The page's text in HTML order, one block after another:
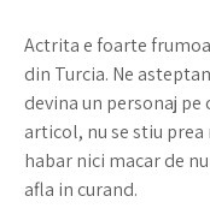
Actrita e foarte
din Turcia. Ne
devina un personaj
articol, nu se stiu
habar nici macar de
afla in curand.